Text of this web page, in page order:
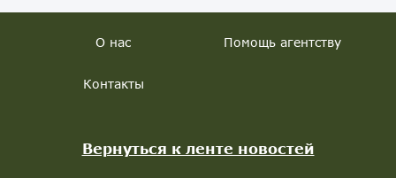
О нас Помощь агентству
Контакты
Вернуться к ленте новостей